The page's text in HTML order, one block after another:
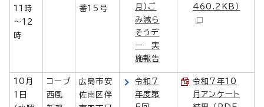
11時
～12
時
番15号
月）ご
み減ら
そうデ
ー 実
施報告
460.2KB）
10月
1日
コープ
西風
広島市安
佐南区伴
令和7
年度第
令和7年10
月アンケート